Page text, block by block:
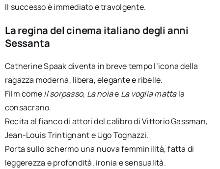
Il successo è immediato e travolgente.
La regina del cinema italiano degli anni
Sessanta
Catherine Spaak diventa in breve tempo l’icona della
ragazza moderna, libera, elegante e ribelle.
Film comeIl sorpasso, La noiae La voglia mattala
consacrano.
Recita al fianco di attori del calibro di Vittorio Gassman,
Jean-Louis Trintignant e Ugo Tognazzi.
Porta sullo schermo una nuova femminilità, fatta di
leggerezza e profondità, ironia e sensualità.